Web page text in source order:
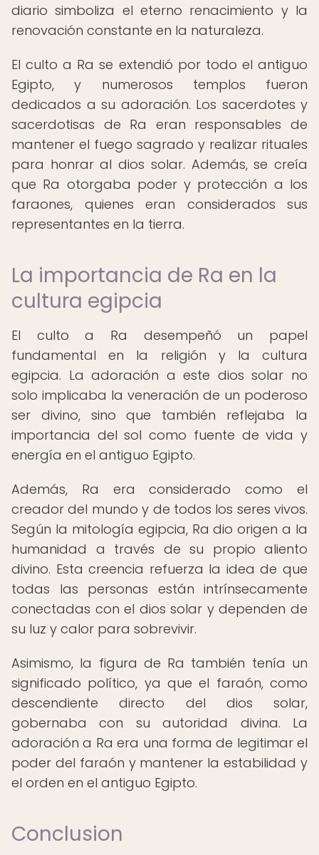
diario simboliza el eterno renacimiento y la
renovación constante en la naturaleza.
El culto a Ra se extendió por todo el antiguo
Egipto, y numerosos templos fueron
dedicados a su adoración. Los sacerdotes y
sacerdotisas de Ra eran responsables de
mantener el fuego sagrado y realizar rituales
para honrar al dios solar. Además, se creía
que Ra otorgaba poder y protección a los
faraones, quienes eran considerados sus
representantes en la tierra.
La importancia de Ra en la
cultura egipcia
El culto a Ra desempeñó un papel
fundamental en la religión y la cultura
egipcia. La adoración a este dios solar no
solo implicaba la veneración de un poderoso
ser divino, sino que también reflejaba la
importancia del sol como fuente de vida y
energía en el antiguo Egipto.
Además, Ra era considerado como el
creador del mundo y de todos los seres vivos.
Según la mitología egipcia, Ra dio origen a la
humanidad a través de su propio aliento
divino. Esta creencia refuerza la idea de que
todas las personas están intrínsecamente
conectadas con el dios solar y dependen de
su luz y calor para sobrevivir.
Asimismo, la figura de Ra también tenía un
significado político, ya que el faraón, como
descendiente directo del dios solar,
gobernaba con su autoridad divina. La
adoración a Ra era una forma de legitimar el
poder del faraón y mantener la estabilidad y
el orden en el antiguo Egipto.
Conclusion